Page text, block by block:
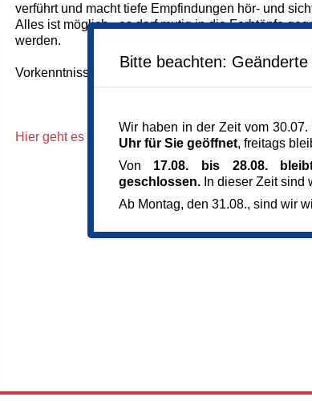
verführt und macht tiefe Empfindungen hör- und
Alles ist möglich - es darf mutig in die Farbtöpfe
werden.
Vorkenntnisse sind nicht notwendig. Material wird
Hier geht es zur Homepage unserer Künstlerin:
Bitte beachten:
Wir haben in der Zeit vom
Uhr für Sie geöffnet, freitags
Von 17.08. bis 28.08.
geschlossen.In dieser Zeit sind
Ab Montag, den 31.08., sind wir